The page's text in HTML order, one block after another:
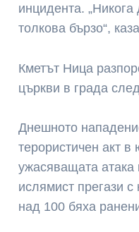
инцидента.
толкова бързо“,
Кметът Ница
църкви в града
Днешното
терористичен акт
ужасяващата атака
ислямист прегази
над 100 бяха